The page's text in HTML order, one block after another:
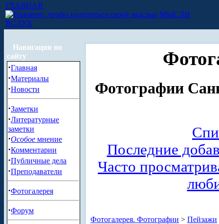
ГЛАВНАЯ
МЫСЛИ
ВСЛУХ
Навигация по
сайту
·Главная
·Материалы
·Новости
·Заметки
·Литературные
заметки
·Особое мнение
·Комментарии
·Публичные дела
·Преподаватели
·Фотогалерея
·Форум
Фотографии
Последние
Часто
Фотогалерея. Фотографии > Пейзажи